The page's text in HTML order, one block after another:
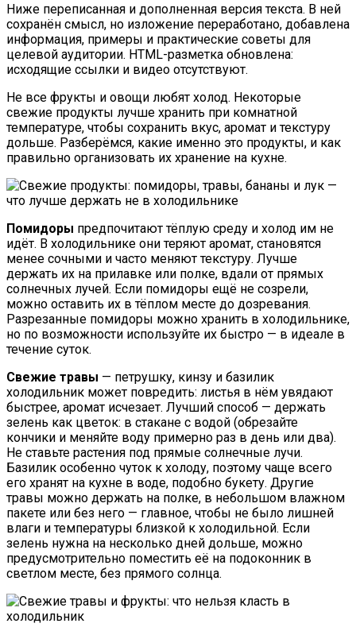
Ниже переписанная и дополненная версия текста. В ней
сохранён смысл, но изложение переработано, добавлена
информация, примеры и практические советы для
целевой аудитории. HTML-разметка обновлена:
исходящие ссылки и видео отсутствуют.
Не все фрукты и овощи любят холод. Некоторые
свежие продукты лучше хранить при комнатной
температуре, чтобы сохранить вкус, аромат и текстуру
дольше. Разберёмся, какие именно это продукты, и как
правильно организовать их хранение на кухне.
Помидоры предпочитают тёплую среду и холод им не
идёт. В холодильнике они теряют аромат, становятся
менее сочными и часто меняют текстуру. Лучше
держать их на прилавке или полке, вдали от прямых
солнечных лучей. Если помидоры ещё не созрели,
можно оставить их в тёплом месте до дозревания.
Разрезанные помидоры можно хранить в холодильнике,
но по возможности используйте их быстро — в идеале в
течение суток.
Свежие травы — петрушку, кинзу и базилик
холодильник может повредить: листья в нём увядают
быстрее, аромат исчезает. Лучший способ — держать
зелень как цветок: в стакане с водой (обрезайте
кончики и меняйте воду примерно раз в день или два).
Не ставьте растения под прямые солнечные лучи.
Базилик особенно чуток к холоду, поэтому чаще всего
его хранят на кухне в воде, подобно букету. Другие
травы можно держать на полке, в небольшом влажном
пакете или без него — главное, чтобы не было лишней
влаги и температуры близкой к холодильной. Если
зелень нужна на несколько дней дольше, можно
предусмотрительно поместить её на подоконник в
светлом месте, без прямого солнца.